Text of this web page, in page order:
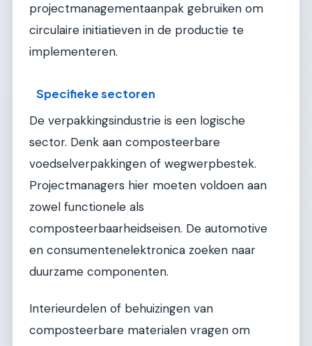
projectmanagementaanpak gebruiken om
circulaire initiatieven in de productie te
implementeren.
Specifieke sectoren
De verpakkingsindustrie is een logische
sector. Denk aan composteerbare
voedselverpakkingen of wegwerpbestek.
Projectmanagers hier moeten voldoen aan
zowel functionele als
composteerbaarheidseisen. De automotive
en consumentenelektronica zoeken naar
duurzame componenten.
Interieurdelen of behuizingen van
composteerbare materialen vragen om